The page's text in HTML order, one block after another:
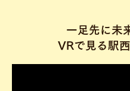
一足先に未
VRで見る駅